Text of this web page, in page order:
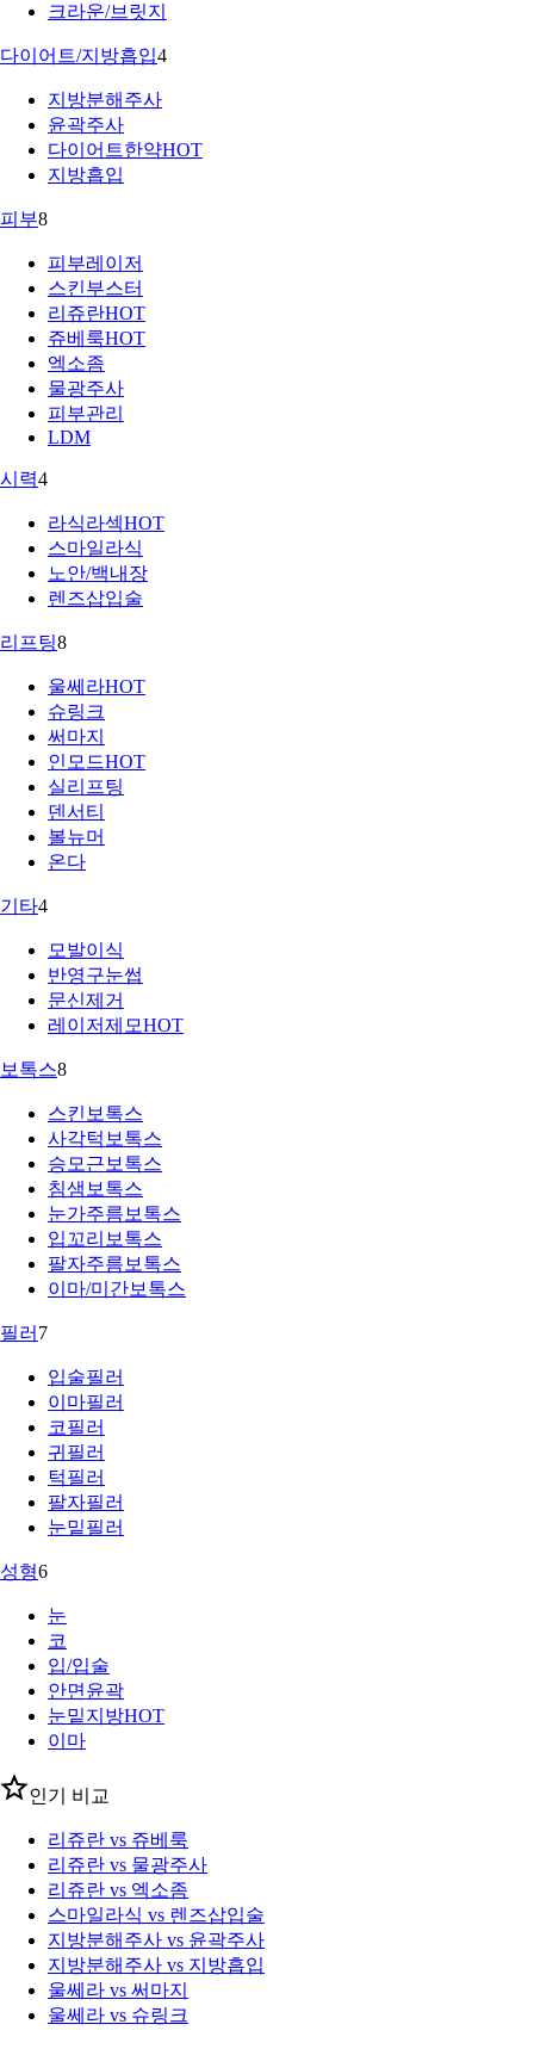
크라운/브릿지
다이어트/지방흡입4
지방분해주사
윤곽주사
다이어트한약HOT
지방흡입
피부8
피부레이저
스킨부스터
리쥬란HOT
쥬베룩HOT
엑소좀
물광주사
피부관리
LDM
시력4
라식라섹HOT
스마일라식
노안/백내장
렌즈삽입술
리프팅8
울쎄라HOT
슈링크
써마지
인모드HOT
실리프팅
덴서티
볼뉴머
온다
기타4
모발이식
반영구눈썹
문신제거
레이저제모HOT
보톡스8
스킨보톡스
사각턱보톡스
승모근보톡스
침샘보톡스
눈가주름보톡스
입꼬리보톡스
팔자주름보톡스
이마/미간보톡스
필러 7
입술필러
이마필러
코필러
귀필러
턱필러
팔자필러
눈밑필러
성형6
눈
코
입/입술
안면윤곽
눈밑지방HOT
이마
인기 비교
리쥬란 vs 쥬베룩
리쥬란 vs 물광주사
리쥬란 vs 엑소좀
스마일라식 vs 렌즈삽입술
지방분해주사 vs 윤곽주사
지방분해주사 vs 지방흡입
울쎄라 vs 써마지
울쎄라 vs 슈링크